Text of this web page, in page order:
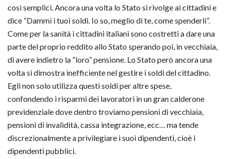
così semplici. Ancora una volta lo Stato si rivolge ai cittadini e
dice “Dammi i tuoi soldi. Io so, meglio di te, come spenderli”.
Come per la sanità i cittadini italiani sono costretti a dare una
parte del proprio reddito allo Stato sperando poi, in vecchiaia,
di avere indietro la “loro” pensione. Lo Stato però ancora una
volta si dimostra inefficiente nel gestire i soldi del cittadino.
Egli non solo utilizza questi soldi per altre spese,
confondendo i risparmi dei lavoratori in un gran calderone
previdenziale dove dentro troviamo pensioni di vecchiaia,
pensioni di invalidità, cassa integrazione, ecc… ma tende
discrezionalmente a privilegiare i suoi dipendenti, cioè i
dipendenti pubblici.